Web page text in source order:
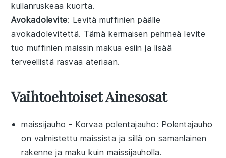
kullanruskeaa kuorta.
Avokadolevite: Levitämuffinien päälle
avokadolevitettä. Tämä kermaisen pehmeä levite
tuomuffinien maissin makua esiin ja lisää
terveellistä rasvaa ateriaan.
Vaihtoehtoiset Ainesosat
maissijauho - Korvaa polentajauho: Polentajauho
on valmistettu maissista ja sillä on samanlainen
rakenne ja maku kuin maissijauholla.